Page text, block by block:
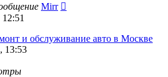
Mirr
и обслуживание авто в Москве
13:53